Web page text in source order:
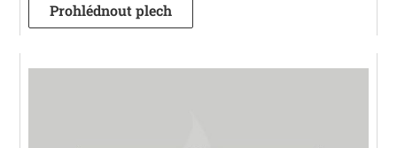
Prohlédnout plech